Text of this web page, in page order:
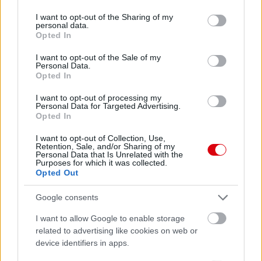
not limited to your visit or usage behaviour. You may click to
grant or deny consent to Google and its third-party tags to
use your data for below specified purposes in below Google
consent section.
I want to opt-out of the Sharing of my
personal data.
Opted In
I want to opt-out of the Sale of my
Personal Data.
Opted In
I want to opt-out of processing my
Personal Data for Targeted Advertising.
Opted In
I want to opt-out of Collection, Use,
Retention, Sale, and/or Sharing of my
Personal Data that Is Unrelated with the
Purposes for which it was collected.
Opted Out
Google consents
I want to allow Google to enable storage
related to advertising like cookies on web or
device identifiers in apps.
Meccs Center
Paris Saint-Germain
Manchester United
Felkészülési szezon 4. mérkőzés